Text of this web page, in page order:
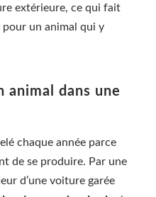
extérieure, ce qui fait
un animal qui y
animal dans une
chaque année parce
de se produire. Par une
d’une voiture garée